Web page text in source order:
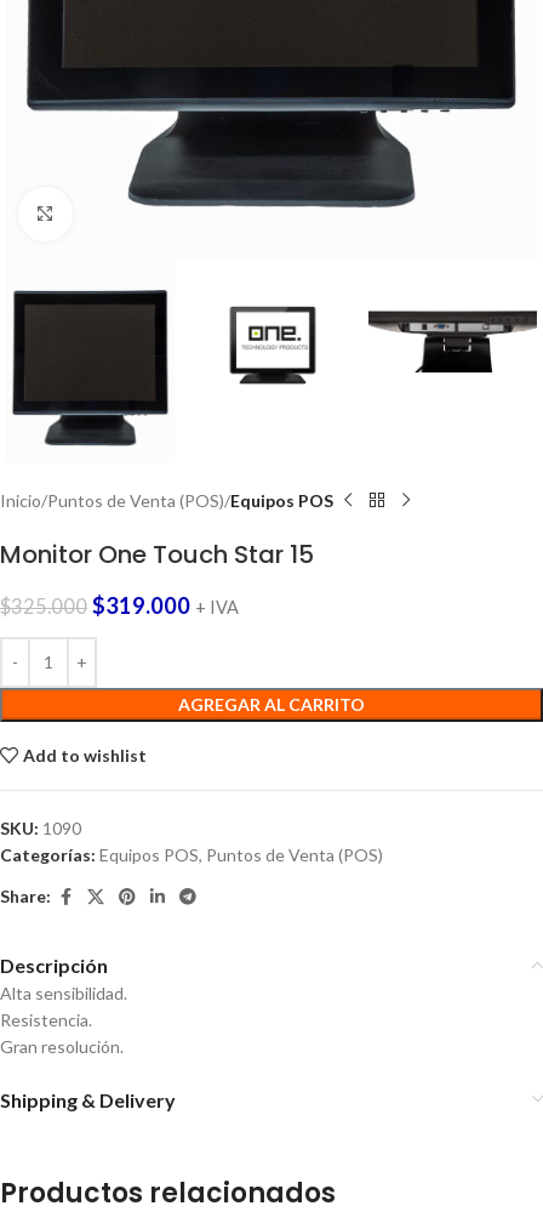
Inicio Puntos de Venta (POS) Equipos POS
Monitor One Touch Star 15
$325.000 $319.000 + IVA
AGREGAR AL CARRITO
Add to wishlist
SKU: 1090
Categorías: Equipos POS, Puntos de Venta (POS)
Share:
Descripción
Alta sensibilidad.
Resistencia.
Gran resolución.
Shipping & Delivery
Productos relacionados